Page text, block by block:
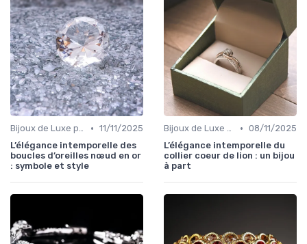
Bijoux de Luxe pour Femmes • 11/11/2025
L’élégance intemporelle des
boucles d’oreilles nœud en or
: symbole et style
Bijoux de Luxe pour Femmes • 08/11/2025
L’élégance intemporelle du
collier coeur de lion : un bijou
à part